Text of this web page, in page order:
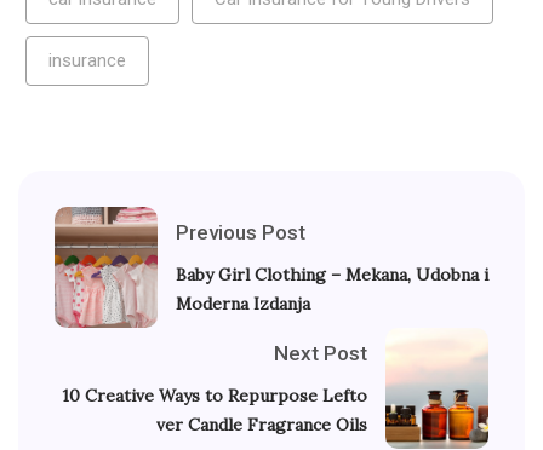
insurance
Previous Post
Baby Girl Clothing – Mekana, Udobna i
Moderna Izdanja
Next Post
10 Creative Ways to Repurpose Lefto
ver Candle Fragrance Oils